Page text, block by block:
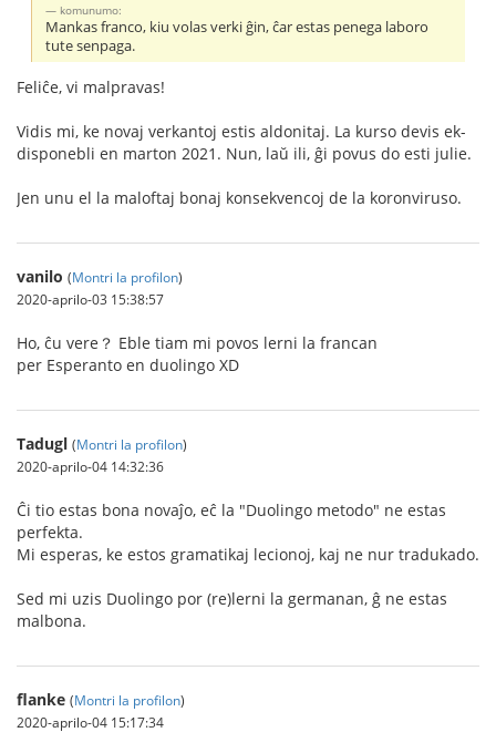
komunumo:
Mankas franco, kiu volas verki ĝin, ĉar estas penega laboro
tute senpaga.
Feliĉe, vi malpravas!
Vidis mi, ke novaj verkantoj estis aldonitaj. La kurso devis ek-
disponebli en marton 2021. Nun, laŭ ili, ĝi povus do esti julie.
Jen unu el la maloftaj bonaj konsekvencoj de la koronviruso.
vanilo (Montri la profilon)
2020-aprilo-03 15:38:57
Ho, ĉu vere？ Eble tiam mi povos lerni la francan
per Esperanto en duolingo XD
Tadugl (Montri la profilon)
2020-aprilo-04 14:32:36
Ĉi tio estas bona novaĵo, eĉ la "Duolingo metodo" ne estas
perfekta.
Mi esperas, ke estos gramatikaj lecionoj, kaj ne nur tradukado.
Sed mi uzis Duolingo por (re)lerni la germanan, ĝ ne estas
malbona.
flanke (Montri la profilon)
2020-aprilo-04 15:17:34